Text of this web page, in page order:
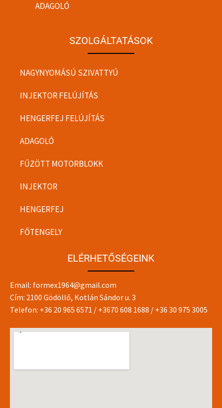
ADAGOLÓ
SZOLGÁLTATÁSOK
NAGYNYOMÁSÚ SZIVATTYÚ
INJEKTOR FELÚJÍTÁS
HENGERFEJ FELÚJÍTÁS
ADAGOLÓ
FŰZÖTT MOTORBLOKK
INJEKTOR
HENGERFEJ
FŐTENGELY
ELÉRHETŐSÉGEINK
Email: formex1964@gmail.com
Cím: 2100 Gödöllő, Kotlán Sándor u. 3
Telefon: +36 20 965 6571 / +3670 608 1688 / +36 30 975 3005